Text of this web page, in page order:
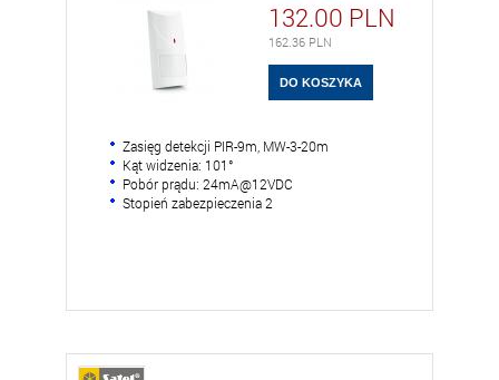
132.00 PLN
162.36 PLN
Zasięg detekcji PIR-9m, MW-3-20m
Kąt widzenia: 101°
Pobór prądu: 24mA@12VDC
Stopień zabezpieczenia 2